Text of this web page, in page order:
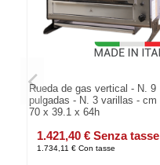
Rueda de gas vertical - N. 9
pulgadas - N. 3 varillas - cm
70 x 39.1 x 64h
1.421,40 € Senza tasse
1.734,11 € Con tasse